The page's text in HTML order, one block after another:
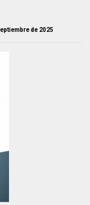
de 2025